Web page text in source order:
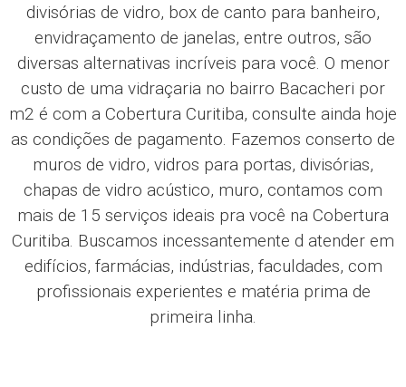
divisórias de vidro, box de canto para banheiro,
envidraçamento de janelas, entre outros, são
diversas alternativas incríveis para você. O menor
custo de uma vidraçaria no bairro Bacacheri por
m2 é com a Cobertura Curitiba, consulte ainda hoje
as condições de pagamento. Fazemos conserto de
muros de vidro, vidros para portas, divisórias,
chapas de vidro acústico, muro, contamos com
mais de 15 serviços ideais pra você na Cobertura
Curitiba. Buscamos incessantemente d atender em
edifícios, farmácias, indústrias, faculdades, com
profissionais experientes e matéria prima de
primeira linha.